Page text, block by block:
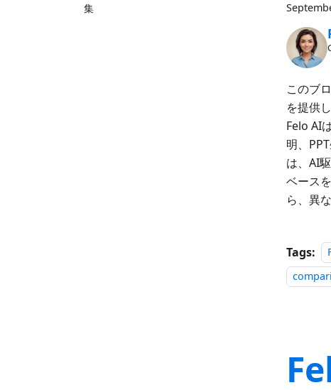
集
このブ
を提供
Felo AI
明、
は、AI
ベース
ら、異
Tags: